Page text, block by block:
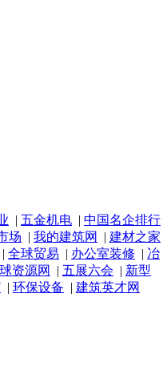
| 五金机电 | 中国名企排行
场 | 我的建筑网 | 建材之家
| 全球贸易 | 办公室装修 | 冶
资源网 | 五展六会 | 新型
| 环保设备 | 建筑英才网